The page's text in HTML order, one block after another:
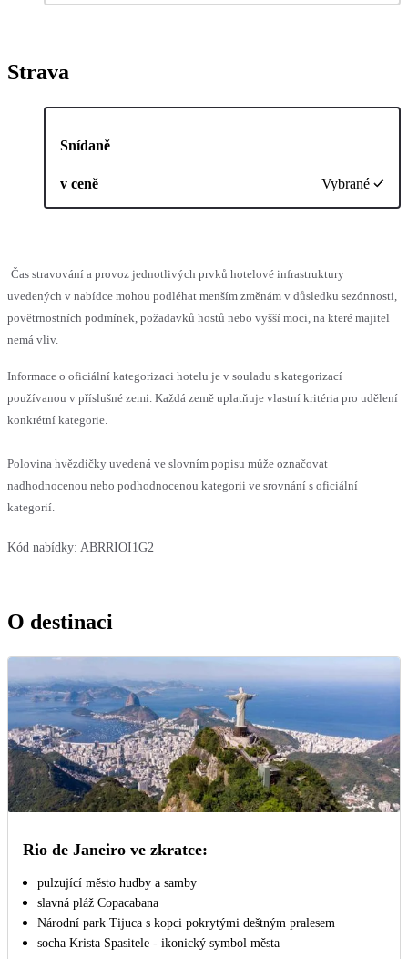
Strava
Snídaně
v ceně Vybrané
Čas stravování a provoz jednotlivých prvků hotelové infrastruktury
uvedených v nabídce mohou podléhat menším změnám v důsledku sezónnosti,
povětrnostních podmínek, požadavků hostů nebo vyšší moci, na které majitel
nemá vliv.
Informace o oficiální kategorizaci hotelu je v souladu s kategorizací
používanou v příslušné zemi. Každá země uplatňuje vlastní kritéria pro udělení
konkrétní kategorie.
Polovina hvězdičky uvedená ve slovním popisu může označovat
nadhodnocenou nebo podhodnocenou kategorii ve srovnání s oficiální
kategorií.
Kód nabídky: ABRRIOI1G2
O destinaci
Rio de Janeiro ve zkratce:
pulzující město hudby a samby
slavná pláž Copacabana
Národní park Tijuca s kopci pokrytými deštným pralesem
socha Krista Spasitele - ikonický symbol města